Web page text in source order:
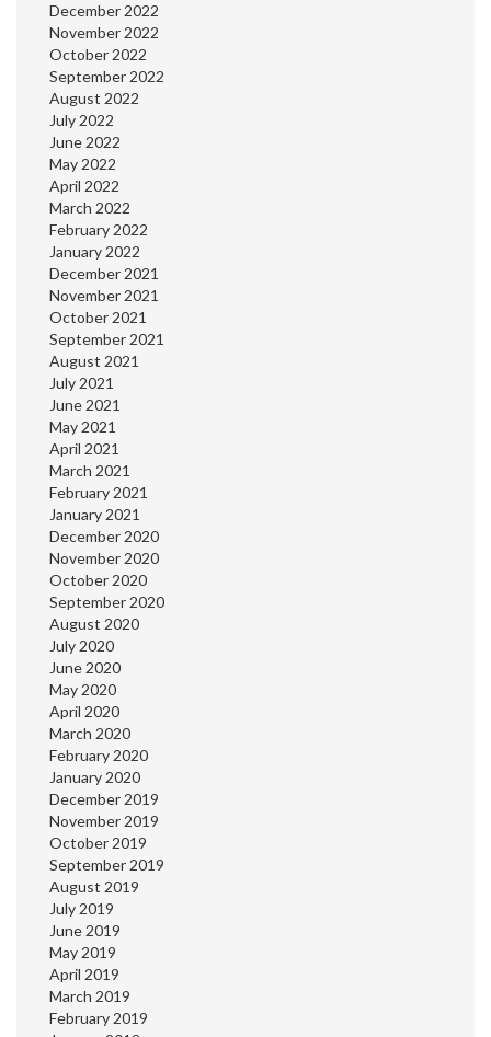
December 2022
November 2022
October 2022
September 2022
August 2022
July 2022
June 2022
May 2022
April 2022
March 2022
February 2022
January 2022
December 2021
November 2021
October 2021
September 2021
August 2021
July 2021
June 2021
May 2021
April 2021
March 2021
February 2021
January 2021
December 2020
November 2020
October 2020
September 2020
August 2020
July 2020
June 2020
May 2020
April 2020
March 2020
February 2020
January 2020
December 2019
November 2019
October 2019
September 2019
August 2019
July 2019
June 2019
May 2019
April 2019
March 2019
February 2019